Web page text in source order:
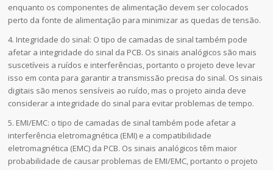
enquanto os componentes de alimentação devem ser colocados
perto da fonte de alimentação para minimizar as quedas de tensão.
4. Integridade do sinal: O tipo de camadas de sinal também pode
afetar a integridade do sinal da PCB. Os sinais analógicos são mais
suscetíveis a ruídos e interferências, portanto o projeto deve levar
isso em conta para garantir a transmissão precisa do sinal. Os sinais
digitais são menos sensíveis ao ruído, mas o projeto ainda deve
considerar a integridade do sinal para evitar problemas de tempo.
5. EMI/EMC: o tipo de camadas de sinal também pode afetar a
interferência eletromagnética (EMI) e a compatibilidade
eletromagnética (EMC) da PCB. Os sinais analógicos têm maior
probabilidade de causar problemas de EMI/EMC, portanto o projeto